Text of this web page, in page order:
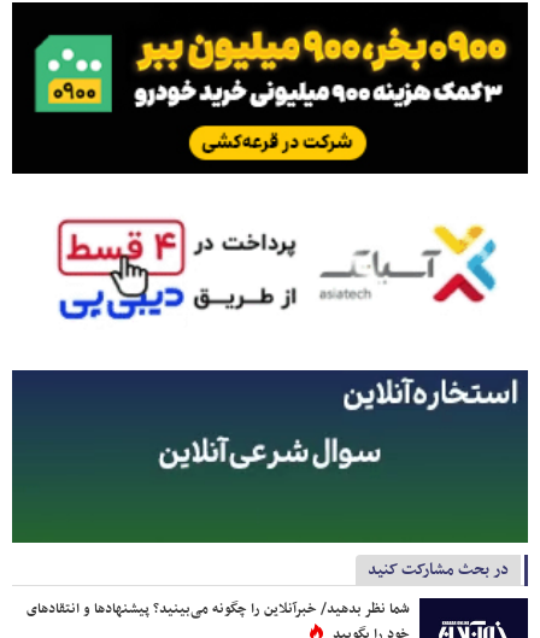
در بحث مشارکت کنید
شما نظر بدهید/ خبرآنلاین را چگونه می‌بینید؟ پیشنهادها و انتقادهای